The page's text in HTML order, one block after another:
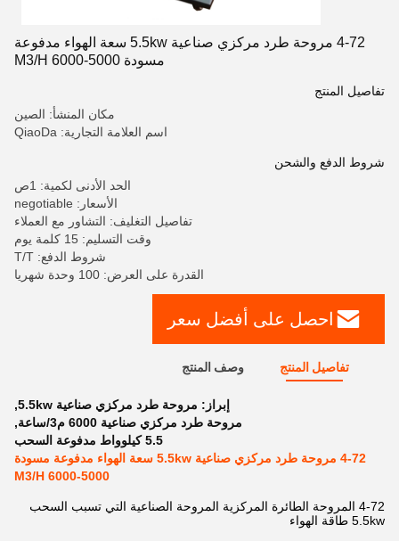
4-72 مروحة طرد مركزي صناعية 5.5kw سعة الهواء مدفوعة
مسودة 5000-6000 M3/H
تفاصيل المنتج
مكان المنشأ: الصين
اسم العلامة التجارية: QiaoDa
شروط الدفع والشحن
الحد الأدنى لكمية: 1ص
الأسعار: negotiable
تفاصيل التغليف: التشاور مع العملاء
وقت التسليم: 15 كلمة يوم
شروط الدفع: T/T
القدرة على العرض: 100 وحدة شهريا
احصل على أفضل سعر
تفاصيل المنتج وصف المنتج
إبراز: مروحة طرد مركزي صناعية 5.5kw
,
مروحة طرد مركزي صناعية 6000 م3/ساعة
,
5.5 كيلوواط مدفوعة السحب
4-72 مروحة طرد مركزي صناعية 5.5kw سعة الهواء مدفوعة مسودة
5000-6000 M3/H
4-72 المروحة الطائرة المركزية المروحة الصناعية التي تسبب السحب
5.5kw طاقة الهواء